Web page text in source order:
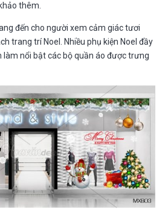
thêm.
đến cho người xem cảm giác tươi
trang trí Noel. Nhiều phụ kiện Noel đầy
làm nổi bật các bộ quần áo được trưng